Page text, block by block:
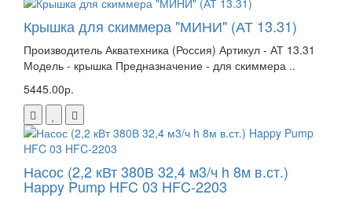
Крышка для скиммера "МИНИ" (АТ 13.31)
Производитель Акватехника (Россия) Артикул - АТ 13.31
Модель - крышка Предназначение - для скиммера ..
5445.00р.
Насос (2,2 кВт 380В 32,4 м3/ч h 8м в.ст.)
Happy Pump HFC 03 HFC-2203